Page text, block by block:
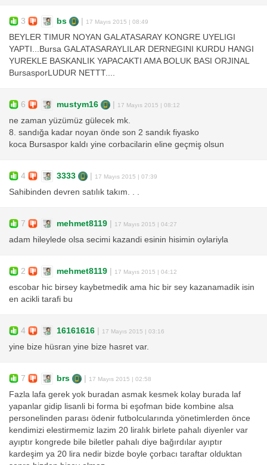
3 bs 17 Mayıs 2015 | 08:49
BEYLER TIMUR NOYAN GALATASARAY KONGRE UYELIGI
YAPTI...Bursa GALATASARAYLILAR DERNEGINI KURDU HANGI
YUREKLE BASKANLIK YAPACAKTI AMA BOLUK BASI ORJINAL
BursasporLUDUR NETTT....
6 mustym16 17 Mayıs 2015 | 08:12
ne zaman yüzümüz gülecek mk.
8. sandığa kadar noyan önde son 2 sandık fiyasko
koca Bursaspor kaldı yine corbacilarin eline geçmiş olsun
4 3333 17 Mayıs 2015 | 07:39
Sahibinden devren satılık takım. . .
7 mehmet8119 17 Mayıs 2015 | 04:27
adam hileylede olsa secimi kazandi esinin hisimin oylariyla
2 mehmet8119 17 Mayıs 2015 | 04:12
escobar hic birsey kaybetmedik ama hic bir sey kazanamadik isin
en acikli tarafi bu
4 16161616 17 Mayıs 2015 | 03:16
yine bize hüsran yine bize hasret var.
7 brs 17 Mayıs 2015 | 02:58
Fazla lafa gerek yok buradan asmak kesmek kolay burada laf
yapanlar gidip lisanli bi forma bi eşofman bide kombine alsa
personelinden parası ödenir futbolcularında yönetimlerden önce
kendimizi elestirmemiz lazim 20 liralık birlete pahalı diyenler var
ayıptır kongrede bile biletler pahalı diye bağırdılar ayıptır
kardeşim ya 20 lira nedir bizde boyle çorbacı taraftar olduktan